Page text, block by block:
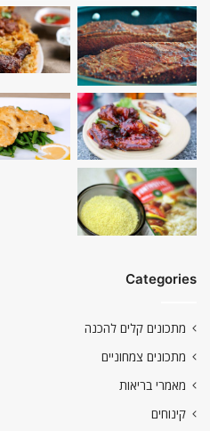
Categories
מתכונים קלים להכנה
מתכונים צמחוניים
מאמרי בריאות
קינוחים